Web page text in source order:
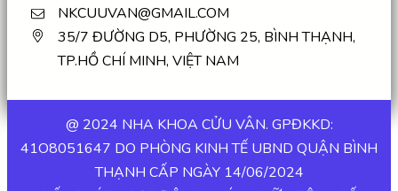
NKCUUVAN@GMAIL.COM
35/7 ĐƯỜNG D5, PHƯỜNG 25, BÌNH THẠNH,
TP.HỒ CHÍ MINH, VIỆT NAM
@ 2024 NHA KHOA CỬU VÂN. GPĐKKD:
41O8051647 DO PHÒNG KINH TẾ UBND QUẬN BÌNH
THẠNH CẤP NGÀY 14/06/2024